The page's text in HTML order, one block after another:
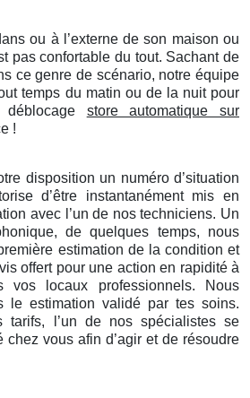
ou à l’externe de son maison ou
pas confortable du tout. Sachant de
ce genre de scénario, notre équipe
temps du matin ou de la nuit pour
store automatique sur
!
disposition un numéro d’situation
d’être instantanément mis en
avec l’un de nos techniciens. Un
de quelques temps, nous
estimation de la condition et
offert pour une action en rapidité à
vos locaux professionnels. Nous
le estimation validé par tes soins.
tarifs, l’un de nos spécialistes se
chez vous afin d’agir et de résoudre